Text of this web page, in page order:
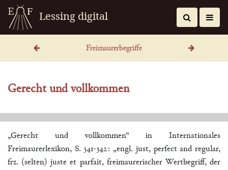
Lessing digital
Freimaurerbegriffe
Gerecht und vollkommen
„Gerecht und vollkommen“ in Internationales
Freimaurerlexikon, S. 341-342: „engl. just, perfect and regular,
frz. (selten) juste et parfait, freimaurerischer Wertbegriff, der